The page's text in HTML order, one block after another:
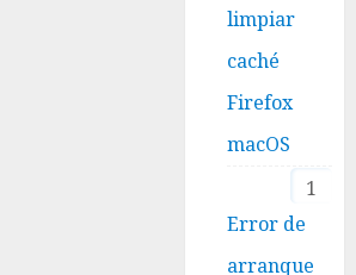
limpiar
caché
Firefox
macOS
1
Error de
arranque